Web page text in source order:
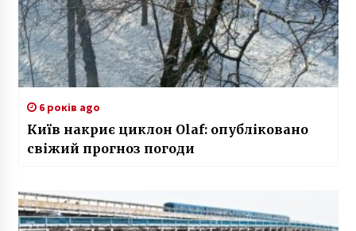
6 років ago
Київ накриє циклон Olaf: опубліковано
свіжий прогноз погоди